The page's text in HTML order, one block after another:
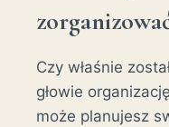
Czy właśnie
głowie
może planujesz